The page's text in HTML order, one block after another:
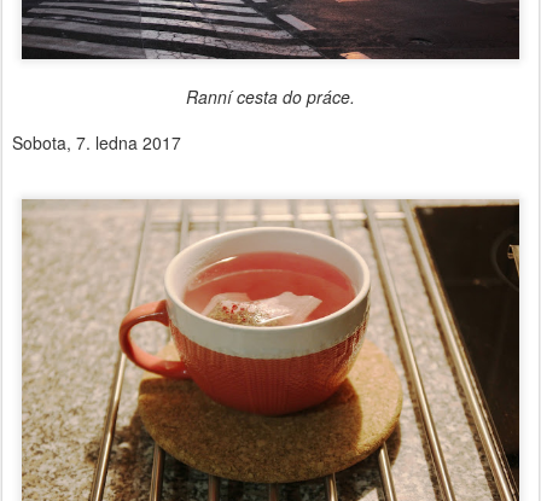
Ranní cesta do práce.
Sobota, 7. ledna 2017